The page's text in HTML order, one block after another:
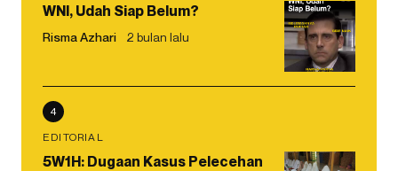
WNI, Udah Siap Belum?
Risma Azhari 2 bulan lalu
4
EDITORIAL
5W1H: Dugaan Kasus Pelecehan